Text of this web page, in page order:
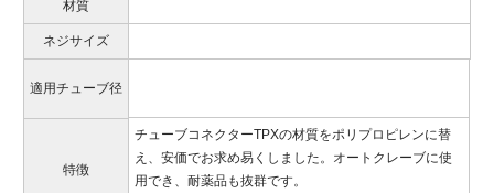
材質
ネジサイズ
適用チューブ径
特徴
チューブコネクターTPXの材質をポリプロピレンに替
え、安価でお求め易くしました。オートクレーブに使
用でき、耐薬品も抜群です。